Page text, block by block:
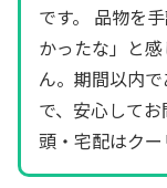
です。 品物を
かったな」と
ん。期間以内
で、安心して
頭・宅配はク